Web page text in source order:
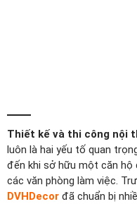
Thiết kế và thi công nội
luôn là hai yếu tố quan
đến khi sở hữu một căn hộ
các văn phòng làm việc.
DVHDecor đã chuẩn bị